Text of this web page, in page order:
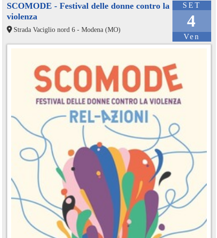
SET
4
Ven
SCOMODE - Festival delle donne contro la
violenza
Strada Vaciglio nord 6 - Modena (MO)